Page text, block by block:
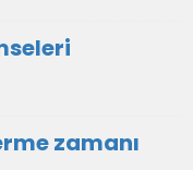
zamanı